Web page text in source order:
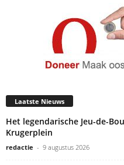
Laatste Nieuws
Het legendarische Jeu-de-
Krugerplein
redactie - 9 augustus 2026